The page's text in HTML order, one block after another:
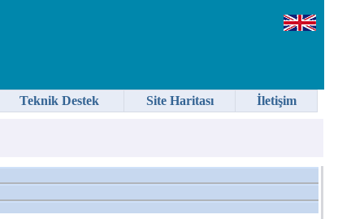
Teknik Destek Site Haritası İletişim